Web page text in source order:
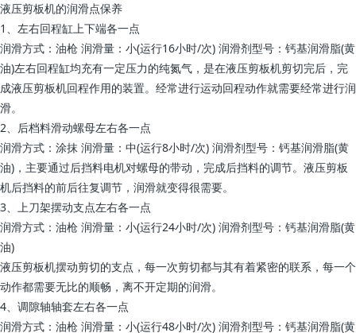
液压剪板机的润滑点保养
1、左右回程缸上下端各一点
润滑方式：油枪 润滑量：小(运行16小时/次) 润滑剂型号：钙基润滑脂(黄
油)左右回程缸均充有一定压力的纯氮气，是在液压剪板机剪切完后，完
成液压剪板机回程作用的装置。经常进行运动回程动作就需要经常进行润
滑。
2、后档料滑动螺母左右各一点
润滑方式：涂抹 润滑量：中(运行8小时/次) 润滑剂型号：钙基润滑脂(黄
油)，主要通过后挡料电机对螺母的带动，完成后挡料的调节。液压剪板
机后挡料的前后往复调节，润滑就变得很需要。
3、上刀架摆动支点左右各一点
润滑方式：油枪 润滑量：小(运行24小时/次) 润滑剂型号：钙基润滑脂(黄
油)
液压剪板机摆动剪切的支点，每一次剪切都与其有着紧密的联系，每一个
动作都需要无比的顺畅，离不开定期的润滑。
4、调隙轴轴套左右各一点
润滑方式：油枪 润滑量：小(运行48小时/次) 润滑剂型号：钙基润滑脂(黄